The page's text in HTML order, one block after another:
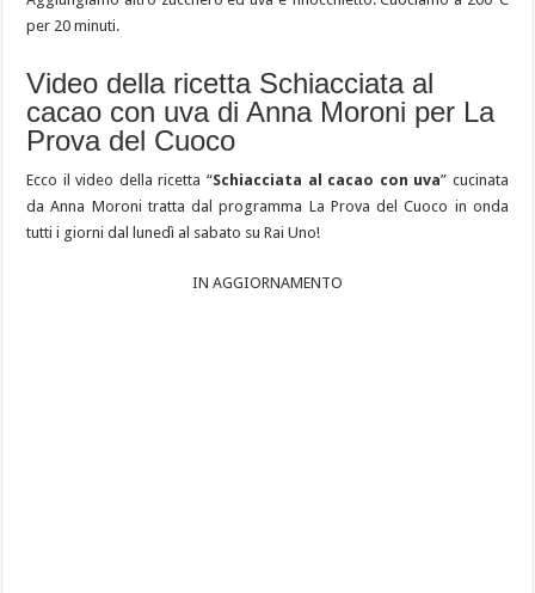
per 20 minuti.
Video della ricetta Schiacciata al
cacao con uva di Anna Moroni per La
Prova del Cuoco
Ecco il video della ricetta “Schiacciata al cacao con uva” cucinata
da Anna Moroni tratta dal programma La Prova del Cuoco in onda
tutti i giorni dal lunedì al sabato su Rai Uno!
IN AGGIORNAMENTO